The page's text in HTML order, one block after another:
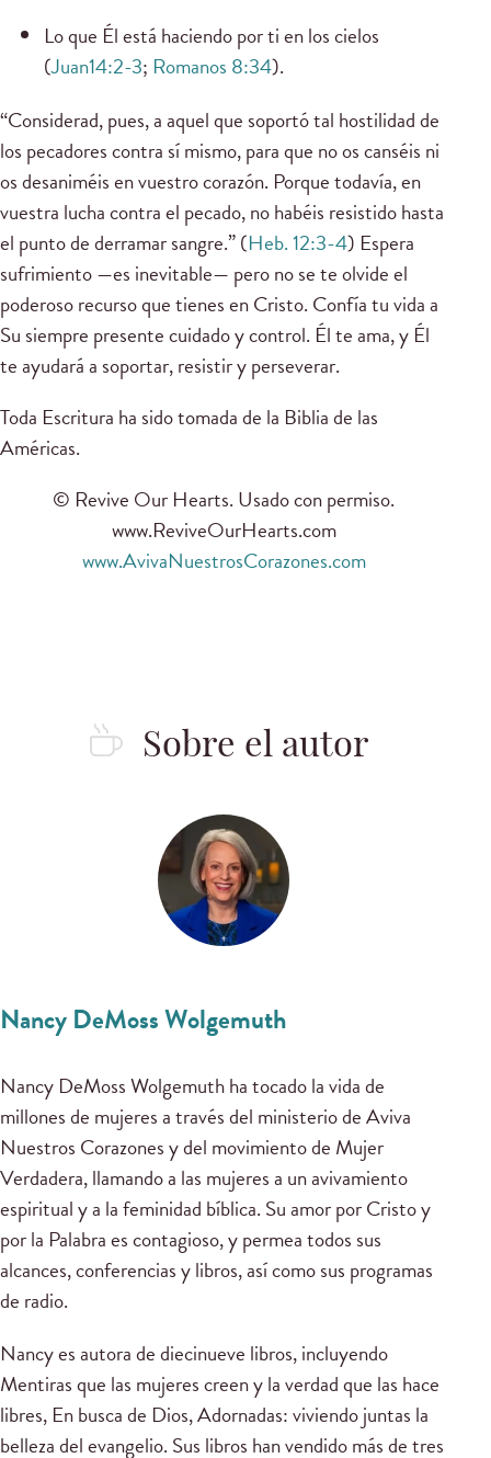
Lo que Él está haciendo por ti en los cielos
(Juan14:2-3; Romanos 8:34).
“Considerad, pues, a aquel que soportó tal hostilidad de
los pecadores contra sí mismo, para que no os canséis ni
os desaniméis en vuestro corazón. Porque todavía, en
vuestra lucha contra el pecado, no habéis resistido hasta
el punto de derramar sangre.” (Heb. 12:3-4) Espera
sufrimiento —es inevitable— pero no se te olvide el
poderoso recurso que tienes en Cristo. Confía tu vida a
Su siempre presente cuidado y control. Él te ama, y ​​Él
te ayudará a soportar, resistir y perseverar.
Toda Escritura ha sido tomada de la Biblia de las
Américas.
© Revive Our Hearts. Usado con permiso.
www.ReviveOurHearts.com
www.AvivaNuestrosCorazones.com
Sobre el autor
Nancy DeMoss Wolgemuth
Nancy DeMoss Wolgemuth ha tocado la vida de
millones de mujeres a través del ministerio de Aviva
Nuestros Corazones y del movimiento de Mujer
Verdadera, llamando a las mujeres a un avivamiento
espiritual y a la feminidad bíblica. Su amor por Cristo y
por la Palabra es contagioso, y permea todos sus
alcances, conferencias y libros, así como sus programas
de radio.
Nancy es autora de diecinueve libros, incluyendo
Mentiras que las mujeres creen y la verdad que las hace
libres, En busca de Dios, Adornadas: viviendo juntas la
belleza del evangelio. Sus libros han vendido más de tres